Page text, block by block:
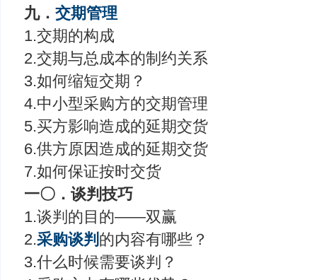
九．交期管理
1.交期的构成
2.交期与总成本的制约关系
3.如何缩短交期？
4.中小型采购方的交期管理
5.买方影响造成的延期交货
6.供方原因造成的延期交货
7.如何保证按时交货
一〇．谈判技巧
1.谈判的目的——双赢
2.采购谈判 的内容有哪些？
3.什么时候需要谈判？